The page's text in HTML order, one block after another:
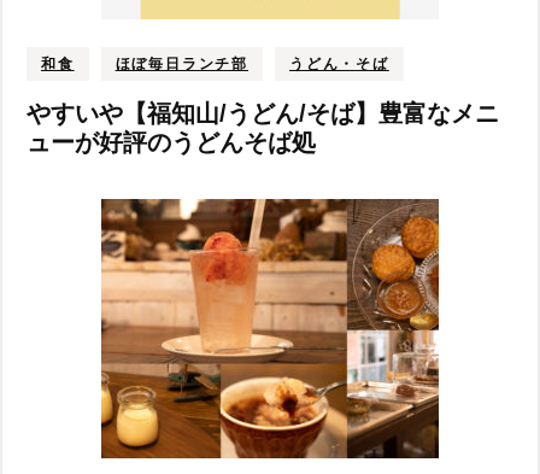
ン
和食 ほぼ毎日ランチ部 うどん・そば
やすいや【福知山/うどん/そば】豊富なメニ
ューが好評のうどんそば処